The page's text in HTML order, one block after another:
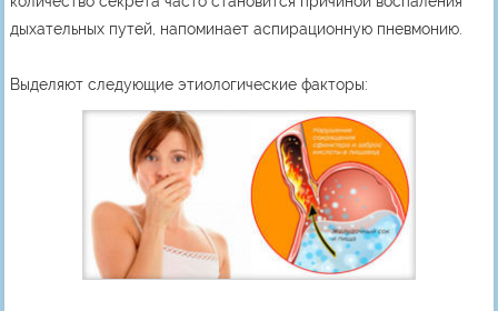
дыхательных путей, напоминает аспирационную пневмонию.
Выделяют следующие этиологические факторы: